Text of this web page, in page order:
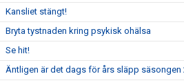
Kansliet stängt!
Bryta tystnaden kring psykisk ohälsa
Se hit!
Äntligen är det dags för års släpp säsongen